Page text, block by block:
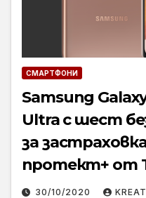
СМАРТФОНИ
Samsung
Ultra с шест
за
протект+ от
30/10/2020